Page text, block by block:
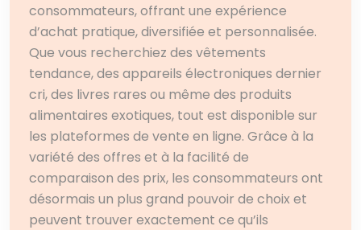
consommateurs, offrant une expérience
d’achat pratique, diversifiée et personnalisée.
Que vous recherchiez des vêtements
tendance, des appareils électroniques dernier
cri, des livres rares ou même des produits
alimentaires exotiques, tout est disponible sur
les plateformes de vente en ligne. Grâce à la
variété des offres et à la facilité de
comparaison des prix, les consommateurs ont
désormais un plus grand pouvoir de choix et
peuvent trouver exactement ce qu’ils